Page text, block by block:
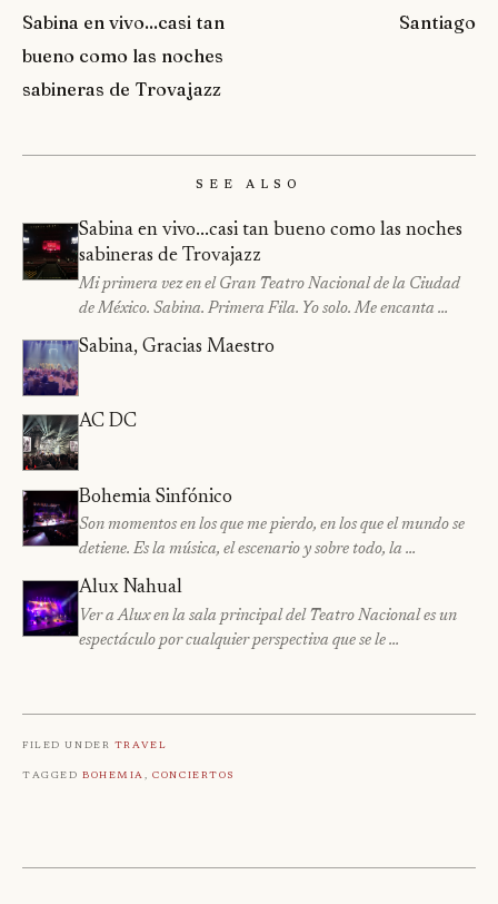
Sabina en vivo...casi tan
bueno como las noches
sabineras de Trovajazz
Santiago
See Also
Sabina en vivo...casi tan bueno como las noches
sabineras de Trovajazz
Mi primera vez en el Gran Teatro Nacional de la Ciudad
de México. Sabina. Primera Fila. Yo solo. Me encanta …
Sabina, Gracias Maestro
AC DC
Bohemia Sinfónico
Son momentos en los que me pierdo, en los que el mundo se
detiene. Es la música, el escenario y sobre todo, la …
Alux Nahual
Ver a Alux en la sala principal del Teatro Nacional es un
espectáculo por cualquier perspectiva que se le …
Filed under Travel
TaggedBohemia,Conciertos